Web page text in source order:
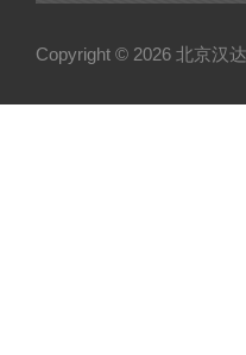
Copyright © 2026 北京汉